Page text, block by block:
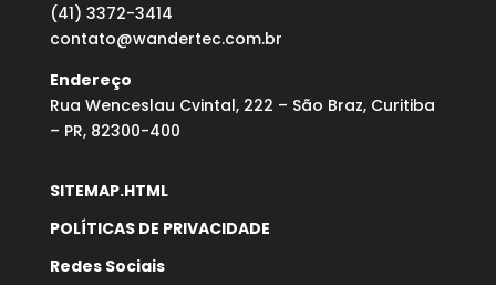
(41) 3372-3414
contato@wandertec.com.br
Endereço
Rua Wenceslau Cvintal, 222 – São Braz, Curitiba
– PR, 82300-400
SITEMAP.HTML
POLÍTICAS DE PRIVACIDADE
Redes Sociais